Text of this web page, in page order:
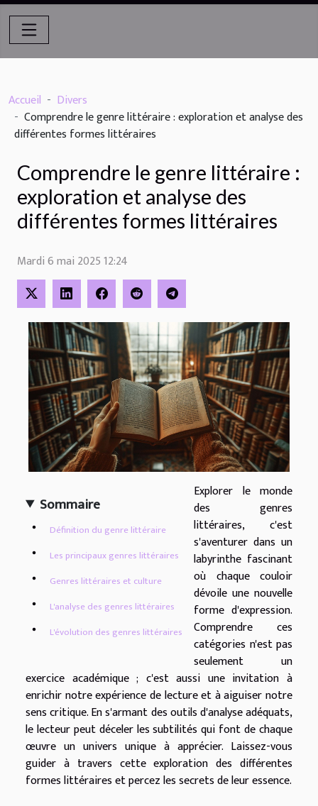
Accueil
Divers
Comprendre le genre littéraire : exploration et analyse des
différentes formes littéraires
Comprendre le genre littéraire :
exploration et analyse des
différentes formes littéraires
Mardi 6 mai 2025 12:24
Sommaire
Définition du genre littéraire
Les principaux genres littéraires
Genres littéraires et culture
L'analyse des genres littéraires
L'évolution des genres littéraires
Explorer le monde
des genres
littéraires, c'est
s'aventurer dans un
labyrinthe fascinant
où chaque couloir
dévoile une nouvelle
forme d'expression.
Comprendre ces
catégories n'est pas
seulement un
exercice académique ; c'est aussi une invitation à
enrichir notre expérience de lecture et à aiguiser notre
sens critique. En s'armant des outils d'analyse adéquats,
le lecteur peut déceler les subtilités qui font de chaque
œuvre un univers unique à apprécier. Laissez-vous
guider à travers cette exploration des différentes
formes littéraires et percez les secrets de leur essence.